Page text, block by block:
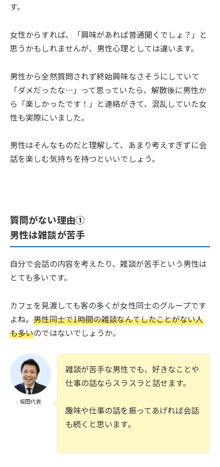
す。
女性からすれば、「興味があれば普通聞くでしょ？」と
思うかもしれませんが、男性心理としては違います。
男性から全然質問されず終始興味なさそうにしていて
「ダメだったな…」って思っていたら、解散後に男性か
ら「楽しかったです！」と連絡がきて、混乱していた女
性も実際にいました。
男性はそんなものだと理解して、あまり考えすぎずに会
話を楽しむ気持ちを持つといいでしょう。
質問がない理由①
男性は雑談が苦手
自分で会話の内容を考えたり、雑談が苦手という男性は
とても多いです。
カフェを見渡しても客の多くが女性同士のグループです
よね。男性同士で1時間の雑談なんてしたことがない人
も多いのではないでしょうか。
坂田代表
雑談が苦手な男性でも、好きなことや
仕事の話ならスラスラと話せます。
趣味や仕事の話を振ってあげれば会話
も続くと思います。